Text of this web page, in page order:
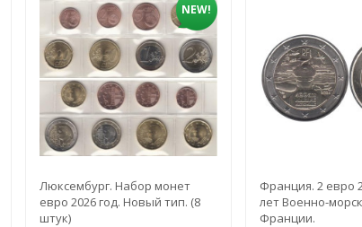
NEW!
Люксембург. Набор монет
евро 2026 год. Новый тип. (8
штук)
Франция. 2 евро
лет Военно-
Франции.